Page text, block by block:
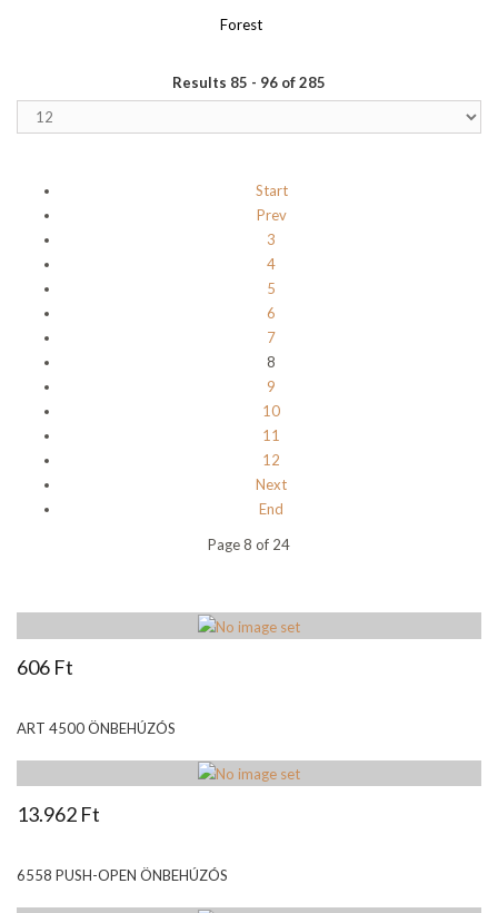
Forest
Results 85 - 96 of 285
Start
Prev
3
4
5
6
7
8
9
10
11
12
Next
End
Page 8 of 24
606 Ft
ART 4500 ÖNBEHÚZÓS
13.962 Ft
6558 PUSH-OPEN ÖNBEHÚZÓS